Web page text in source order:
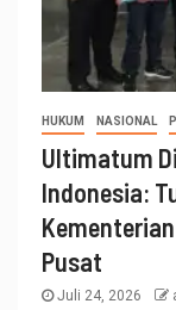
HUKUM NASIONAL
Ultimatum
Indonesia:
Pusat
Juli 24, 2026